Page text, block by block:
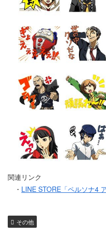
関連リンク
・ LINE STORE「ペルソナ4
その他